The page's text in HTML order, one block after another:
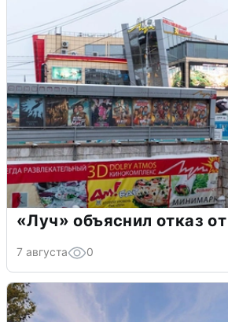
«Луч» объяснил отказ
7 августа 0